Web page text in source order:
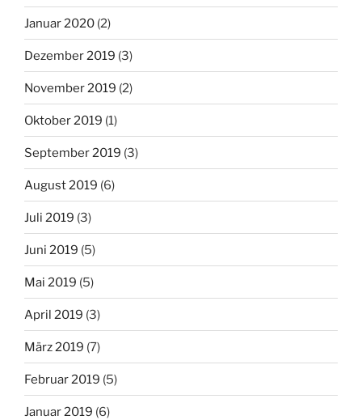
Januar 2020 (2)
Dezember 2019 (3)
November 2019 (2)
Oktober 2019 (1)
September 2019 (3)
August 2019 (6)
Juli 2019 (3)
Juni 2019 (5)
Mai 2019 (5)
April 2019 (3)
März 2019 (7)
Februar 2019 (5)
Januar 2019 (6)